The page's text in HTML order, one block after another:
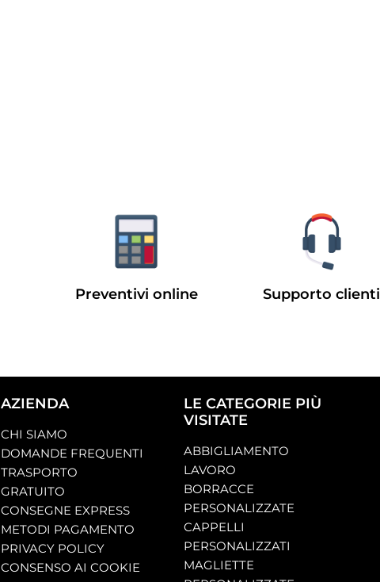
Preventivi online Supporto clienti
AZIENDA
CHI SIAMO
DOMANDE FREQUENTI
TRASPORTO
GRATUITO
CONSEGNE EXPRESS
METODI PAGAMENTO
PRIVACY POLICY
CONSENSO AI COOKIE
LE CATEGORIE PIÙ
VISITATE
ABBIGLIAMENTO
LAVORO
BORRACCE
PERSONALIZZATE
CAPPELLI
PERSONALIZZATI
MAGLIETTE